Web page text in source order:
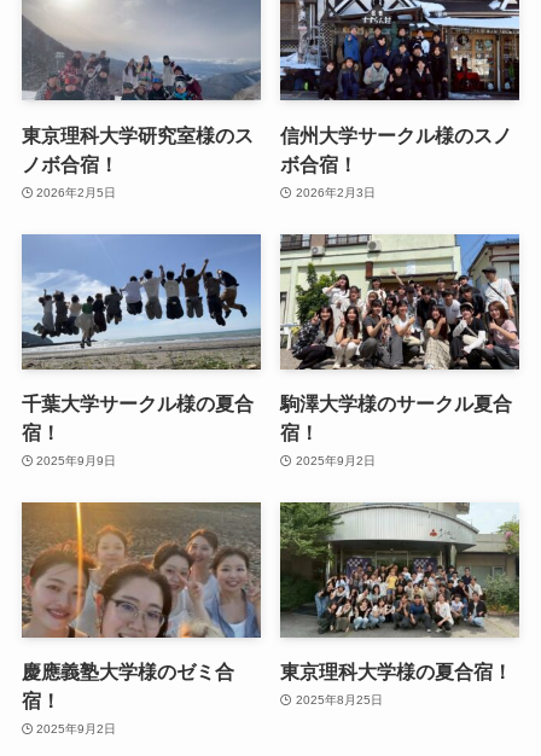
東京理科大学研究室様のス
ノボ合宿！
2026年2月5日
信州大学サークル様のスノ
ボ合宿！
2026年2月3日
千葉大学サークル様の夏合
宿！
2025年9月9日
駒澤大学様のサークル夏合
宿！
2025年9月2日
慶應義塾大学様のゼミ合
宿！
2025年9月2日
東京理科大学様の夏合宿！
2025年8月25日